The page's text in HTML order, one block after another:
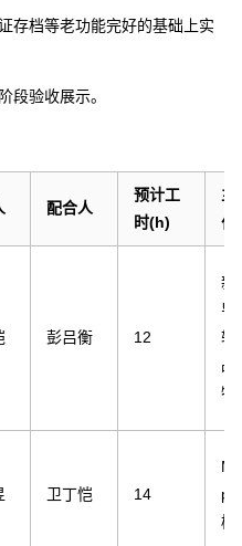
存档等老功能完好的基础上实
段验收展示。
配合人
预计工
时(h)
主
付
彭吕衡 12
新
导
辑
品
特
卫丁恺 14
p
模